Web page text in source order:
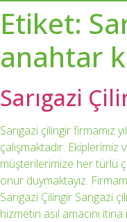
Etiket:
anahtar
Sarıgazi
Sarıgazi çilingir firmamız
çalışmaktadır. Ekiplerimiz
müşterilerimize her türlü
onur duymaktayız.
Sarıgazi Çilingir Sarıgazi
hizmetin asıl amacını